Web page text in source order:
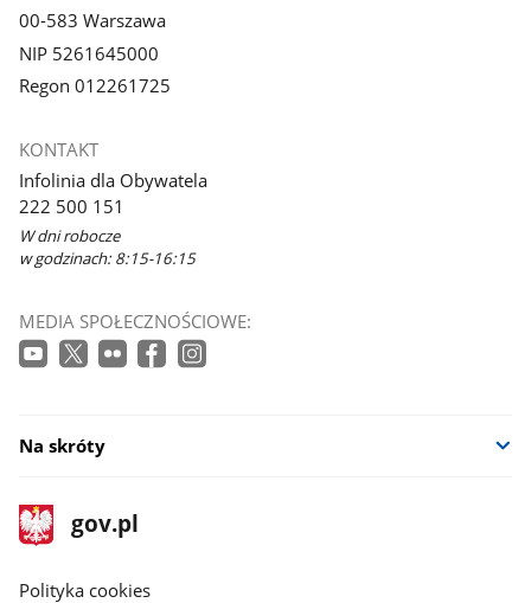
00-583 Warszawa
NIP 5261645000
Regon 012261725
KONTAKT
Infolinia dla Obywatela
222 500 151
W dni robocze
w godzinach: 8:15-16:15
MEDIA SPOŁECZNOŚCIOWE:
Na skróty
stopka
gov.pl
Strona
gov.pl
gov.pl
Polityka cookies